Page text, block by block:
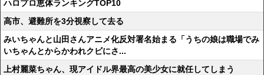
ハロプロ恵体ランキングTOP10
高市、避難所を3分視察して去る
みいちゃんと山田さんアニメ化反対署名始まる「うちの娘は職場でみ
いちゃんとからかわれクビにさ...
上村麗菜ちゃん、現アイドル界最高の美少女に就任してしまう